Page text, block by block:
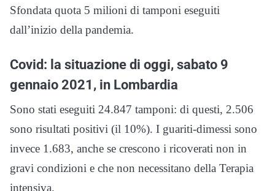
Sfondata quota 5 milioni di tamponi eseguiti
dall’inizio della pandemia.
Covid: la situazione di oggi, sabato 9
gennaio 2021, in Lombardia
Sono stati eseguiti 24.847 tamponi: di questi, 2.506
sono risultati positivi (il 10%). I guariti-dimessi sono
invece 1.683, anche se crescono i ricoverati non in
gravi condizioni e che non necessitano della Terapia
intensiva.